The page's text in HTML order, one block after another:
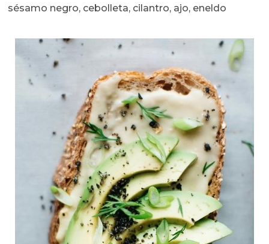
sésamo negro, cebolleta, cilantro, ajo, eneldo